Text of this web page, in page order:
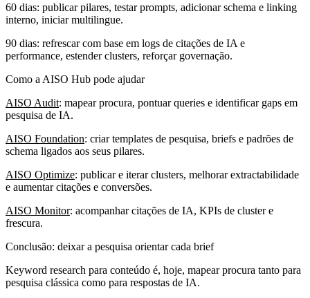
60 dias: publicar pilares, testar prompts, adicionar schema e linking
interno, iniciar multilingue.
90 dias: refrescar com base em logs de citações de IA e
performance, estender clusters, reforçar governação.
Como a AISO Hub pode ajudar
AISO Audit: mapear procura, pontuar queries e identificar gaps em
pesquisa de IA.
AISO Foundation: criar templates de pesquisa, briefs e padrões de
schema ligados aos seus pilares.
AISO Optimize: publicar e iterar clusters, melhorar extractabilidade
e aumentar citações e conversões.
AISO Monitor: acompanhar citações de IA, KPIs de cluster e
frescura.
Conclusão: deixar a pesquisa orientar cada brief
Keyword research para conteúdo é, hoje, mapear procura tanto para
pesquisa clássica como para respostas de IA.